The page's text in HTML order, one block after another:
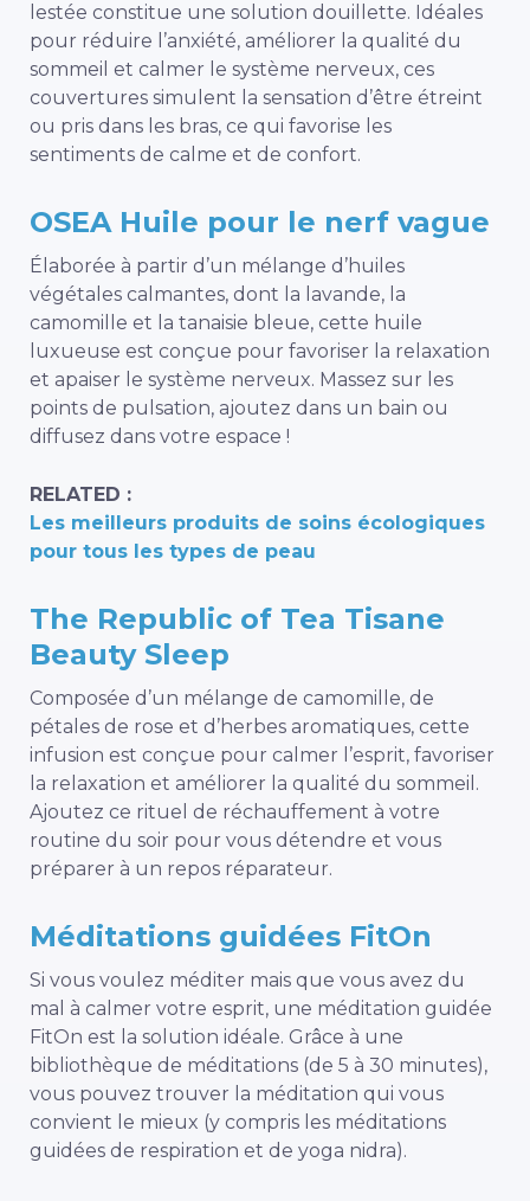
lestée constitue une solution douillette. Idéales
pour réduire l’anxiété, améliorer la qualité du
sommeil et calmer le système nerveux, ces
couvertures simulent la sensation d’être étreint
ou pris dans les bras, ce qui favorise les
sentiments de calme et de confort.
OSEA Huile pour le nerf vague
Élaborée à partir d’un mélange d’huiles
végétales calmantes, dont la lavande, la
camomille et la tanaisie bleue, cette huile
luxueuse est conçue pour favoriser la relaxation
et apaiser le système nerveux. Massez sur les
points de pulsation, ajoutez dans un bain ou
diffusez dans votre espace !
RELATED :
Les meilleurs produits de soins écologiques
pour tous les types de peau
The Republic of Tea Tisane
Beauty Sleep
Composée d’un mélange de camomille, de
pétales de rose et d’herbes aromatiques, cette
infusion est conçue pour calmer l’esprit, favoriser
la relaxation et améliorer la qualité du sommeil.
Ajoutez ce rituel de réchauffement à votre
routine du soir pour vous détendre et vous
préparer à un repos réparateur.
Méditations guidées FitOn
Si vous voulez méditer mais que vous avez du
mal à calmer votre esprit, une méditation guidée
FitOn est la solution idéale. Grâce à une
bibliothèque de méditations (de 5 à 30 minutes),
vous pouvez trouver la méditation qui vous
convient le mieux (y compris les méditations
guidées de respiration et de yoga nidra).